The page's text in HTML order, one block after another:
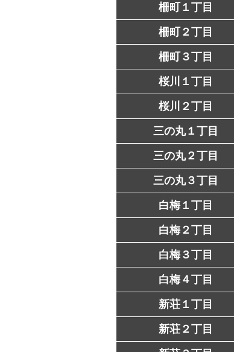
柵町１丁目
柵町２丁目
柵町３丁目
桜川１丁目
桜川２丁目
三の丸１丁目
三の丸２丁目
三の丸３丁目
白梅１丁目
白梅２丁目
白梅３丁目
白梅４丁目
新荘１丁目
新荘２丁目